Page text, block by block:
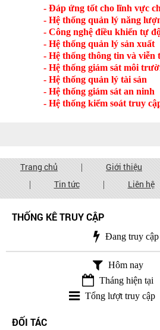
- Đáp ứng tốt cho lĩnh vực
- Hệ thống quản lý năng
- Công nghệ điều khiển tự
- Hệ thống quản lý sản xuất
- Hệ thống thông tin và viễn
- Hệ thống giám sát môi
- Hệ thống quản lý tài sản
- Hệ thống giám sát an ninh
- Hệ thống kiểm soát truy
Trang chủ | Giới thiệu
| Tin tức | Liên hệ
THỐNG KÊ TRUY CẬP
Đang truy cập
Hôm nay
Tháng hiện tại
Tổng lượt truy cập
ĐỐI TÁC